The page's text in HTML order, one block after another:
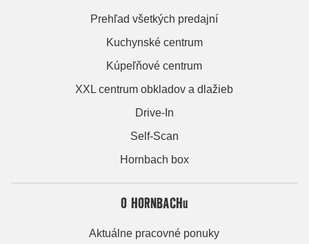
Prehľad všetkých predajní
Kuchynské centrum
Kúpeľňové centrum
XXL centrum obkladov a dlažieb
Drive-In
Self-Scan
Hornbach box
O HORNBACHu
Aktuálne pracovné ponuky